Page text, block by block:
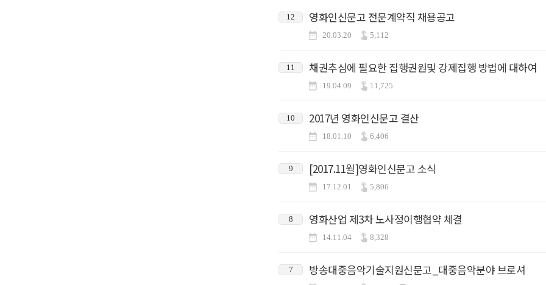
12 영화인신문고 전문계약직 채용공고
20.03.20 5,112
11 채권추심에 필요한 집행권원및 강제집행 방법에 대하여
19.04.09 11,725
10 2017년 영화인신문고 결산
18.01.10 6,406
9 [2017.11월]영화인신문고 소식
17.12.01 5,806
8 영화산업 제3차 노사정이행협약 체결
14.11.04 8,328
7 방송대중음악기술지원신문고_대중음악분야 브로셔